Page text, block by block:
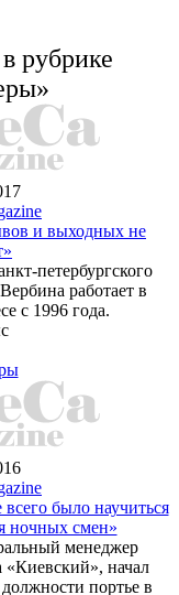
рубрике
и выходных не
петербургского
работает в
с 1996 года.
было научиться
ночных смен»
менеджер
«Киевский», начал
портье в